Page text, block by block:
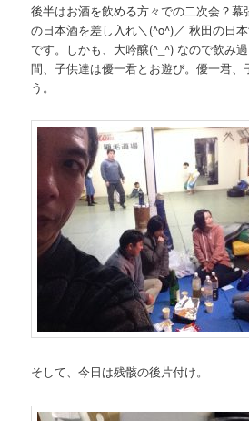
後半はお酒を飲める方々での二次会？幕
の日本酒を差し入れ＼(^o^)／ 秋田の日
です。しかも、大吟醸(^_^) なので飲み
間、子供達は優一君とお遊び。優一君、
う。
そして、今日は残骸の後片付け。